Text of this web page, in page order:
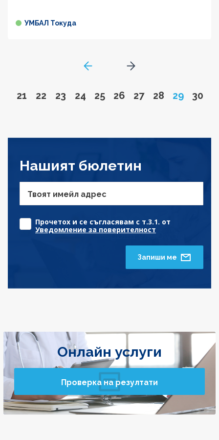
УМБАЛ Токуда
GoToPreviousPage
Go to page
21 Go to page
22 Go to page
23 Go to page
24 Go to page
25 Go to page
26 Go to page
27 Go to page
28 Page
29 Go
30
Go to next page
Нашият бюлетин
Твоят имейл адрес
Прочетох и се съгласявам с т.3.1. от
Уведомление за поверителност
Запиши ме
Онлайн услуги
Проверка на резултати